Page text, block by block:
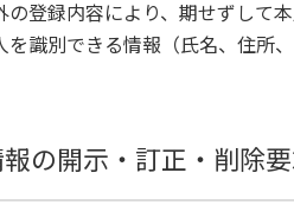
登録内容により、期せずして
識別できる情報（氏名、住所
の開示・訂正・削除